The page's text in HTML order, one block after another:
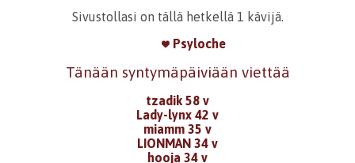
Sivustollasi on tällä hetkellä 1 kävijä.
Psyloche
Tänään syntymäpäiviään viettää
tzadik 58 v
Lady-lynx 42 v
miamm 35 v
LIONMAN 34 v
hooja 34 v